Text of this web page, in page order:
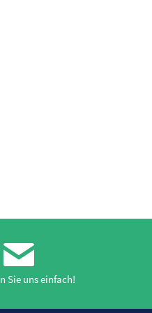
Sie uns einfach!